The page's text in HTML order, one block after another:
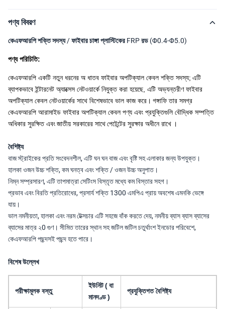
পণ্য বিবরণ
কেএফআরপি শক্তি সদস্য / ফাইবার চাঙ্গা প্লাস্টিকের FRP রড (Φ0.4-Φ5.0)
পণ্য পরিচিতি:
কেএফআরপি একটি নতুন ধরনের অ ধাতব ফাইবার অপটিক্যাল কেবল শক্তি সদস্য; এটি
ব্যাপকভাবে ইন্টারনেট অ্যাক্সেস নেটওয়ার্কে নিযুক্ত করা হয়েছে, এটি অভ্যন্তরীণ ফাইবার
অপটিক্যাল কেবল নেটওয়ার্কের সাথে বিশেষভাবে ভাল কাজ করে। গঙ্গাফি তার সমগ্র
কেএফআরপি আরামাইড ফাইবার অপটিক্যাল কেবল পণ্য এবং প্রযুক্তিগুলি বৌদ্ধিক সম্পত্তি
অধিকার সুরক্ষিত এবংজাতীয় সরকারের সাথেপেটেন্টের সুরক্ষার অধীনে রাখে ।
বৈশিষ্ট্য
বাজ স্ট্রাইকের প্রতি সংবেদনশীল, এটি ঘন ঘন বাজ এবং বৃষ্টি সহ এলাকার জন্য উপযুক্ত।
হালকা ওজন উচ্চ শক্তি, কম ঘনত্ব এবং শক্তি / ওজন উচ্চ অনুপাত।
নিম্ন সম্প্রসারণ, এটি তাপমাত্রা সেটিংস বিস্তৃত মধ্যে কম বিস্তার সহগ।
প্রভাব এবং বিরতি প্রতিরোধের, প্রসার্য শক্তি 1300 এমপিএ প্রায় অবশেষ এমনকি ভেঙ্গে
যায়।
ভাল নমনীয়তা, হালকা এবং নরম টেক্সচার এটি সহজে বাঁক করতে দেয়, নমনীয় ব্যাস ব্যাস ব্যাসের
ব্যাসের মাত্র ২0 গুণ। সীমিত তারের স্থান সহ জটিল জটিল চতুর্থাংশ ইনডোর পরিবেশে,
কেএফআরপি পছন্দসই পছন্দ হতে পারে।
বিশেষ উল্লেখ
পরীক্ষামূলক বস্তু
ইউনিট(বা
মানদণ্ড)
প্রযুক্তিগত বৈশিষ্ট্য